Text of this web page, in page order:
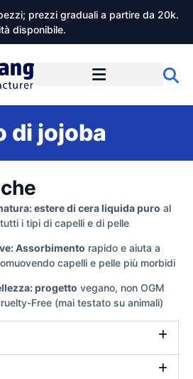
prezzi graduali a partire da 20k.
disponibile.
di jojoba
estere di cera liquida puro al
i tipi di capelli e di pelle
Assorbimento rapido e aiuta a
capelli e pelle più morbidi
progetto vegano, non OGM
Free (mai testato su animali)